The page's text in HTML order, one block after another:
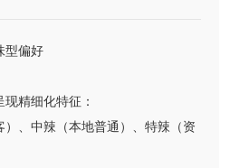
型偏好
精细化特征：
、中辣（本地普通）、特辣（资